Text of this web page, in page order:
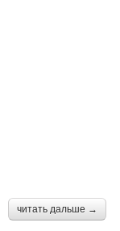
читать дальше →